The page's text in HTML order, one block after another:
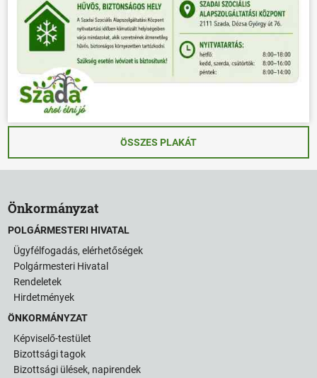
ÖSSZES PLAKÁT
Önkormányzat
POLGÁRMESTERI HIVATAL
Ügyfélfogadás, elérhetőségek
Polgármesteri Hivatal
Rendeletek
Hirdetmények
ÖNKORMÁNYZAT
Képviselő-testület
Bizottsági tagok
Bizottsági ülések, napirendek